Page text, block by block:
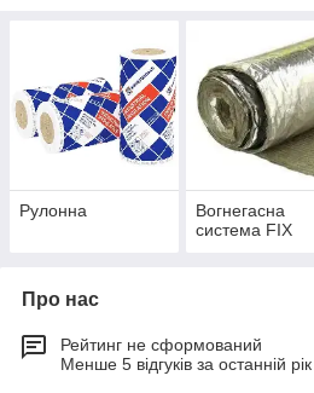
вентиляційного обладнання,
трубопроводів діаметром понад
У цивільному і промисловому
будівництві та реконструкції
призначення. Застосовується при
поверхонь до +250°С.
Рулонна
Вогнегасна
система FIX
Про нас
Рейтинг не сформований
Менше 5 відгуків за останній рік